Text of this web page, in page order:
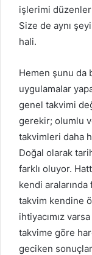
işlerimi
Size de aynı
hali.
Hemen şunu da
uygulamalar
genel takvimi
gerekir; olumlu
takvimleri daha
Doğal olarak
farklı oluyor.
kendi
takvim kendine
ihtiyacımız
takvime göre
geciken